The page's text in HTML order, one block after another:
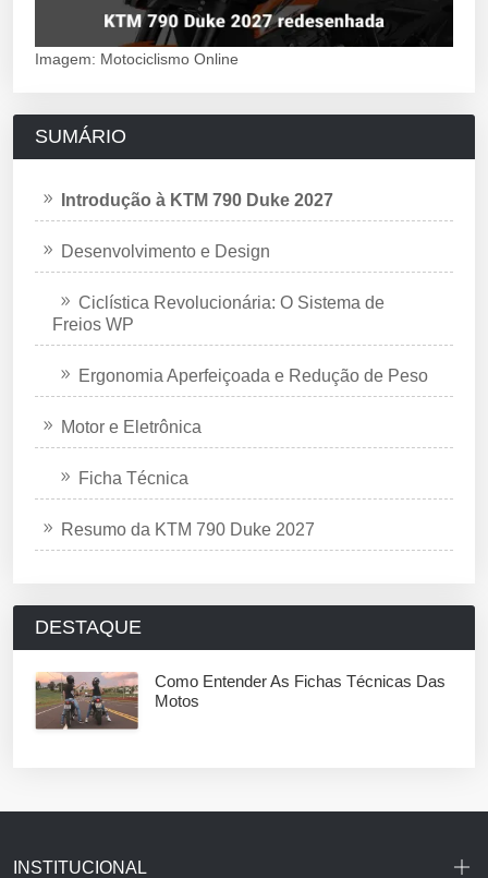
Imagem: Motociclismo Online
SUMÁRIO
Introdução à KTM 790 Duke 2027
Desenvolvimento e Design
Ciclística Revolucionária: O Sistema de
Freios WP
Ergonomia Aperfeiçoada e Redução de Peso
Motor e Eletrônica
Ficha Técnica
Resumo da KTM 790 Duke 2027
DESTAQUE
Como Entender As Fichas Técnicas Das
Motos
INSTITUCIONAL